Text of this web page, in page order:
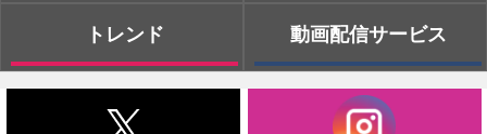
トレンド 動画配信サービス